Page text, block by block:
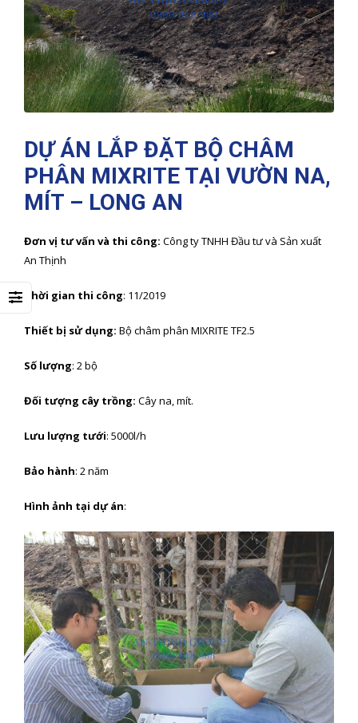
DỰ ÁN LẮP ĐẶT BỘ CHÂM
PHÂN MIXRITE TẠI VƯỜN NA,
MÍT – LONG AN
Đơn vị tư vấn và thi công: Công ty TNHH Đầu tư và Sản xuất
An Thịnh
Thời gian thi công: 11/2019
Thiết bị sử dụng: Bộ châm phân MIXRITE TF2.5
Số lượng: 2 bộ
Đối tượng cây trồng: Cây na, mít.
Lưu lượng tưới: 5000l/h
Bảo hành: 2 năm
Hình ảnh tại dự án: